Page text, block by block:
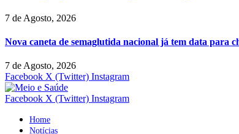
7 de Agosto, 2026
Nova caneta de semaglutida nacional já tem data para
7 de Agosto, 2026
Facebook X (Twitter) Instagram
Facebook X (Twitter) Instagram
Home
Notícias